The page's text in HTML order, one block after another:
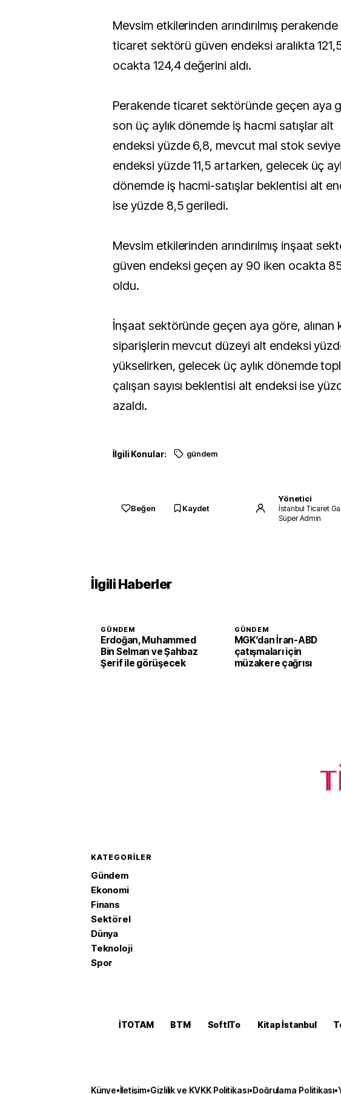
Mevsim etkilerinden arındırılmış perakende
ticaret sektörü güven endeksi aralıkta
ocakta 124,4 değerini aldı.
Perakende ticaret sektöründe geçen aya
son üç aylık dönemde iş hacmi satışlar alt
endeksi yüzde 6,8, mevcut mal stok
endeksi yüzde 11,5 artarken, gelecek üç
dönemde iş hacmi-satışlar beklentisi alt
ise yüzde 8,5 geriledi.
Mevsim etkilerinden arındırılmış inşaat
güven endeksi geçen ay 90 iken ocakta
oldu.
İnşaat sektöründe geçen aya göre, alınan
siparişlerin mevcut düzeyi alt endeksi
yükselirken, gelecek üç aylık dönemde
çalışan sayısı beklentisi alt endeksi ise
azaldı.
İlgili Konular: gündem
Beğen Kaydet
Yönetici
İstanbul Ticaret
Süper Admin
İlgili Haberler
GÜNDEM
Erdoğan, Muhammed
Bin Selman ve Şahbaz
Şerif ile görüşecek
GÜNDEM
MGK’dan İran-ABD
çatışmaları için
müzakere çağrısı
KATEGORILER
Gündem
Ekonomi
Finans
Sektörel
Dünya
Teknoloji
Spor
İTOTAM BTM SoftITo Kitap İstanbul
Künye•İletişim•Gizlilik ve KVKK Politikası•Doğrulama Politikası•